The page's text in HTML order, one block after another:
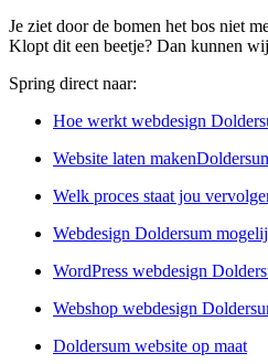
Je ziet door de bomen het bos niet
Klopt dit een beetje? Dan kunnen
Spring direct naar:
Hoe werkt webdesign
Website laten
Welk proces staat jou
Webdesign Doldersum
WordPress webdesign
Webshop webdesign
Doldersum website op maat